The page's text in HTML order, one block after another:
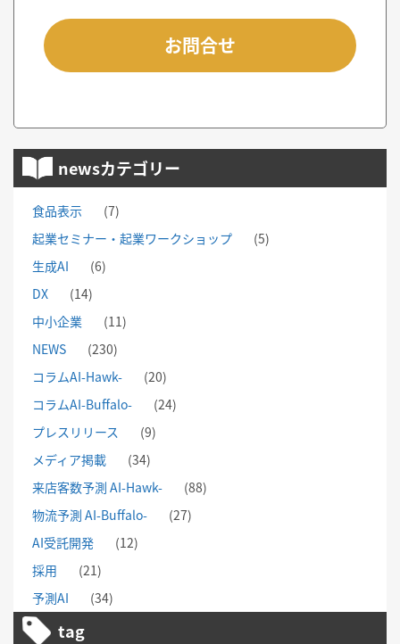
お問合せ
newsカテゴリー
食品表示
(7)
起業セミナー・起業ワークショップ
(5)
生成AI
(6)
DX
(14)
中小企業
(11)
NEWS
(230)
コラムAI-Hawk-
(20)
コラムAI-Buffalo-
(24)
プレスリリース
(9)
メディア掲載
(34)
来店客数予測 AI-Hawk-
(88)
物流予測 AI-Buffalo-
(27)
AI受託開発
(12)
採用
(21)
予測AI
(34)
tag